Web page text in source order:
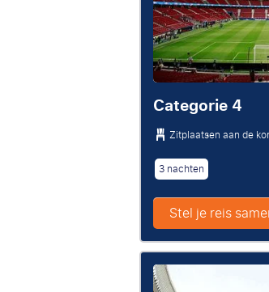
Categorie 4
Zitplaatsen aan de
3 nachten
Stel je reis